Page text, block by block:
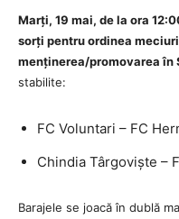
Marți, 19 mai, de la ora
sorți pentru ordinea
menținerea/promovarea în
stabilite:
FC Voluntari – FC
Chindia Târgoviște –
Barajele se joacă în dublă